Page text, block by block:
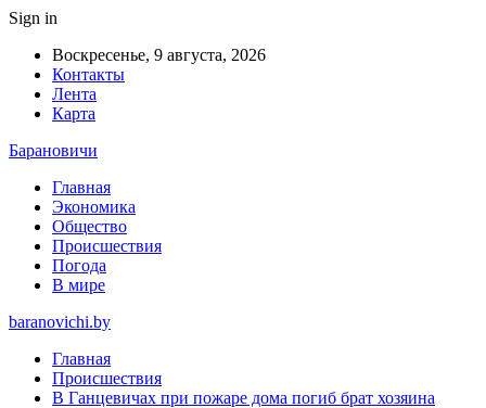
Sign in
Воскресенье, 9 августа, 2026
Контакты
Лента
Карта
Барановичи
Главная
Экономика
Общество
Происшествия
Погода
В мире
baranovichi.by
Главная
Происшествия
В Ганцевичах при пожаре дома погиб брат хозяина